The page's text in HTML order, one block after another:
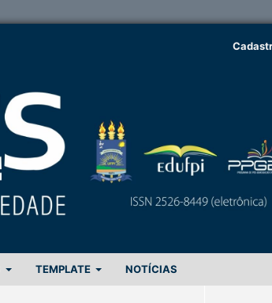
TEMPLATE NOTÍCIAS